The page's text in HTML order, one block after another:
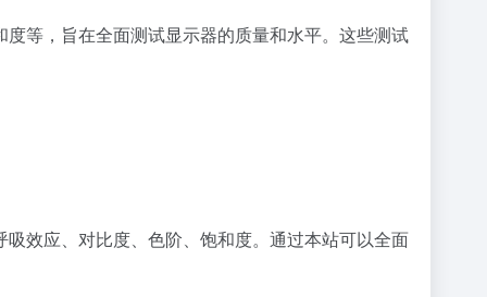
等，旨在全面测试显示器的质量和水平。这些测试
效应、对比度、色阶、饱和度。通过本站可以全面